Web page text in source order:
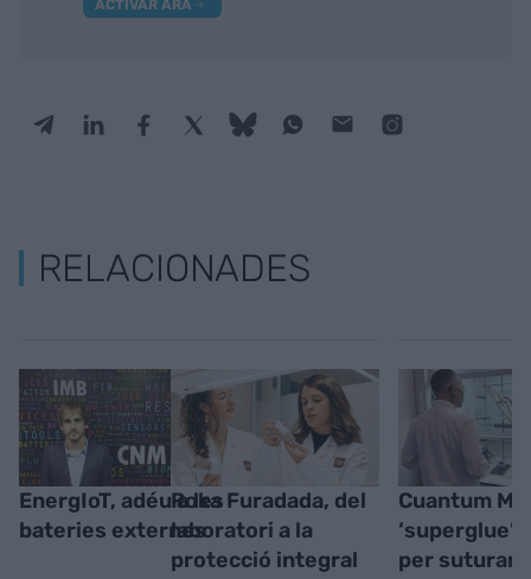
ACTIVAR ARA
RELACIONADES
EnergIoT, adéu a les
bateries externes
Roka Furadada, del
laboratori a la
protecció integral
Cuantum
‘superglue’
per suturar